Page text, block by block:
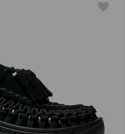
Next